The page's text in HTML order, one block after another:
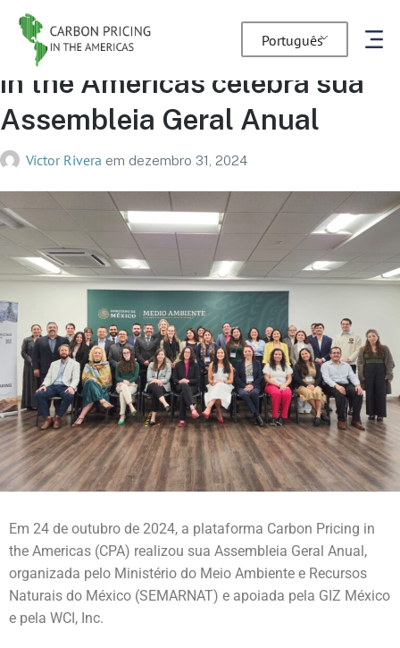
Português
A plataforma Carbon Pricing
in the Americas celebra sua
Assembleia Geral Anual
Víctor Rivera em dezembro 31, 2024
Em 24 de outubro de 2024, a plataforma Carbon Pricing in
the Americas (CPA) realizou sua Assembleia Geral Anual,
organizada pelo Ministério do Meio Ambiente e Recursos
Naturais do México (SEMARNAT) e apoiada pela GIZ México
e pela WCI, Inc.